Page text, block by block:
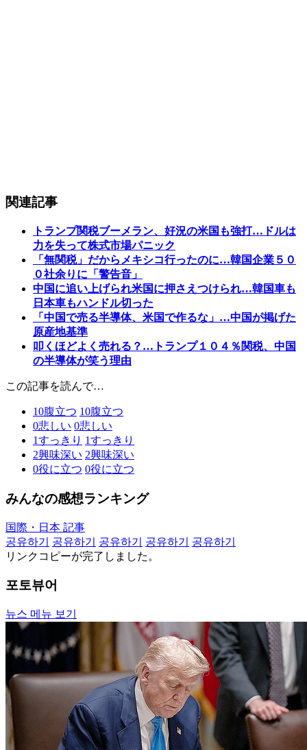
関連記事
トランプ関税ブーメラン、好況の米国も強打…ドルは
力を失って株式市場パニック
「無関税」だからメキシコ行ったのに…韓国企業５０
０社余りに「警告音」
中国に追い上げられ米国に押さえつけられ…韓国車も
日本車もハンドル切った
「中国で売る半導体、米国で作るな」…中国が掲げた
原産地基準
叩くほどよく売れる？…トランプ１０４％関税、中国
の半導体が笑う理由
この記事を読んで…
10腹立つ 10腹立つ
0悲しい 0悲しい
1すっきり 1すっきり
2興味深い 2興味深い
0役に立つ 0役に立つ
みんなの感想ランキング
国際・日本 記事
공유하기
공유하기 공유하기 공유하기
공유하기
リンクコピーが完了しました。
포토뷰어
뉴스 메뉴 보기